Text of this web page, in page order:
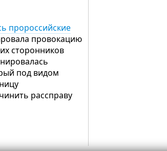
пророссийские
провокацию
сторонников
под видом
рассправу